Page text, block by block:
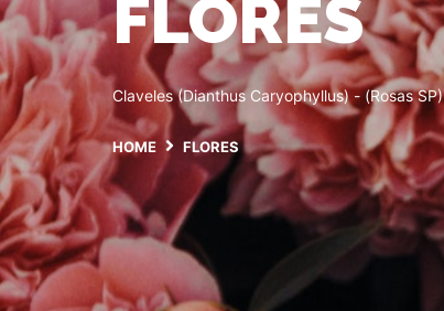
FLORES
Claveles (Dianthus Caryophyllus) - (Rosas SP)
HOME FLORES